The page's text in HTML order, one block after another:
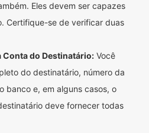
Eles devem ser capazes
Certifique-se de verificar duas
Conta do Destinatário: Você
do destinatário, número da
banco e, em alguns casos, o
deve fornecer todas